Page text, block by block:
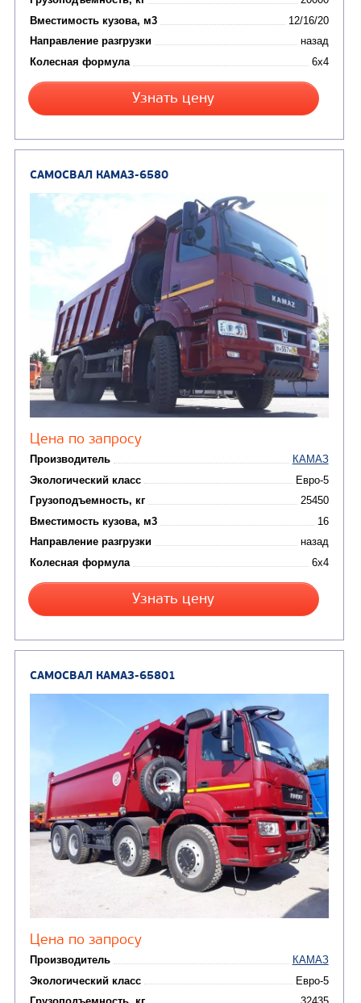
Цена по запросу
Производитель
Экологический класс
Грузоподъемность, кг
Направление разгрузки
Колесная формула
Узнать цену
САМОСВАЛ КАМАЗ-6520 В НАЛИЧИИ
Цена по запросу
Производитель
Экологический класс
Грузоподъемность, кг
Вместимость кузова, м3
Направление разгрузки
Колесная формула
Узнать цену
САМОСВАЛ КАМАЗ-6580